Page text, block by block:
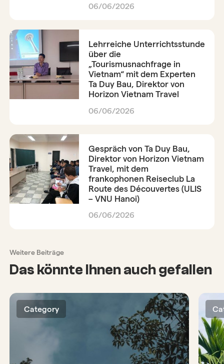
06/06/2026
Lehrreiche Unterrichtsstunde
über die
„Tourismusnachfrage in
Vietnam“ mit dem Experten
Ta Duy Bau, Direktor von
Horizon Vietnam Travel
06/06/2026
Gespräch von Ta Duy Bau,
Direktor von Horizon Vietnam
Travel, mit dem
frankophonen Reiseclub La
Route des Découvertes (ULIS
– VNU Hanoi)
06/06/2026
Weitere Beiträge
Das könnte Ihnen auch gefallen
Category